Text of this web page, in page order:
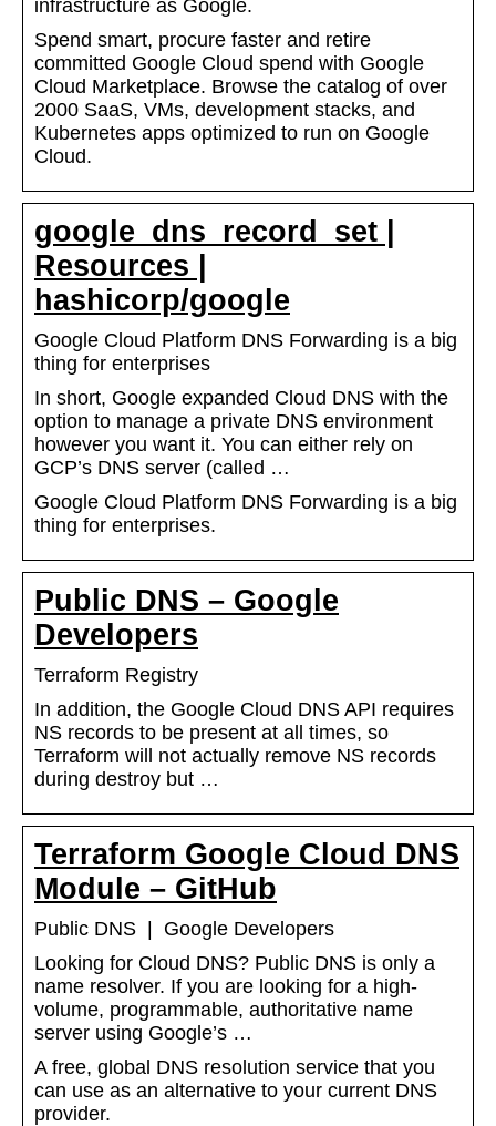
infrastructure as Google.
Spend smart, procure faster and retire
committed Google Cloud spend with Google
Cloud Marketplace. Browse the catalog of over
2000 SaaS, VMs, development stacks, and
Kubernetes apps optimized to run on Google
Cloud.
google_dns_record_set |
Resources |
hashicorp/google
Google Cloud Platform DNS Forwarding is a big
thing for enterprises
In short, Google expanded Cloud DNS with the
option to manage a private DNS environment
however you want it. You can either rely on
GCP’s DNS server (called …
Google Cloud Platform DNS Forwarding is a big
thing for enterprises.
Public DNS – Google
Developers
Terraform Registry
In addition, the Google Cloud DNS API requires
NS records to be present at all times, so
Terraform will not actually remove NS records
during destroy but …
Terraform Google Cloud DNS
Module – GitHub
Public DNS | Google Developers
Looking for Cloud DNS? Public DNS is only a
name resolver. If you are looking for a high-
volume, programmable, authoritative name
server using Google’s …
A free, global DNS resolution service that you
can use as an alternative to your current DNS
provider.